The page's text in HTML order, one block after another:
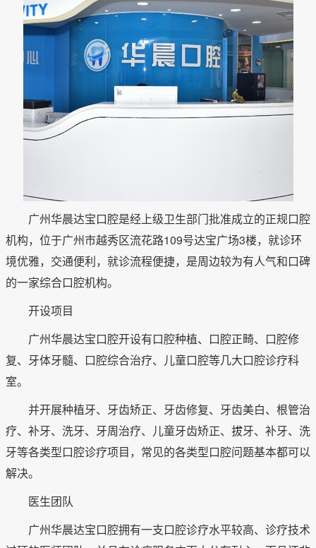
广州华晨达宝口腔是经上级卫生部门批准成立的正规口腔
机构，位于广州市越秀区流花路109号达宝广场3楼，就诊环
境优雅，交通便利，就诊流程便捷，是周边较为有人气和口碑
的一家综合口腔机构。
开设项目
广州华晨达宝口腔开设有口腔种植、口腔正畸、口腔修
复、牙体牙髓、口腔综合治疗、儿童口腔等几大口腔诊疗科
室。
并开展种植牙、牙齿矫正、牙齿修复、牙齿美白、根管治
疗、补牙、洗牙、牙周治疗、儿童牙齿矫正、拔牙、补牙、洗
牙等各类型口腔诊疗项目，常见的各类型口腔问题基本都可以
解决。
医生团队
广州华晨达宝口腔拥有一支口腔诊疗水平较高、诊疗技术